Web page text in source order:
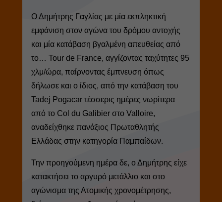
Ο Δημήτρης Γαγλίας με μία εκπληκτική
εμφάνιση στον αγώνα του δρόμου αντοχής
και μία κατάβαση βγαλμένη απευθείας από
το… Tour de France, αγγίζοντας ταχύτητες 95
χλμ/ώρα, παίρνοντας έμπνευση όπως
δήλωσε και ο ίδιος, από την κατάβαση του
Tadej Pogacar τέσσερις ημέρες νωρίτερα
από το Col du Galibier στο Valloire,
αναδείχθηκε πανάξιος Πρωταθλητής
Ελλάδας στην κατηγορία Παμπαίδων.
Την προηγούμενη ημέρα δε, ο Δημήτρης είχε
κατακτήσει το αργυρό μετάλλιο και στο
αγώνισμα της Ατομικής χρονομέτρησης,